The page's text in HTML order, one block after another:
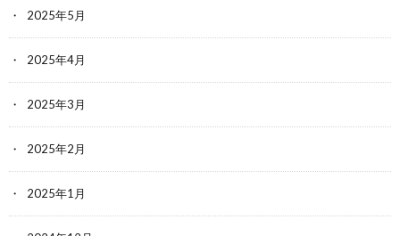
2025年5月
2025年4月
2025年3月
2025年2月
2025年1月